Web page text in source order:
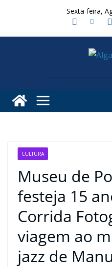
Sexta-feira,
CULTURA
Museu de
festeja 15
Corrida
viagem ao
jazz de